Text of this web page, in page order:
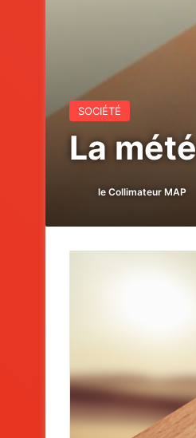
SOCIÉTÉ
La
le Collimateur MAP